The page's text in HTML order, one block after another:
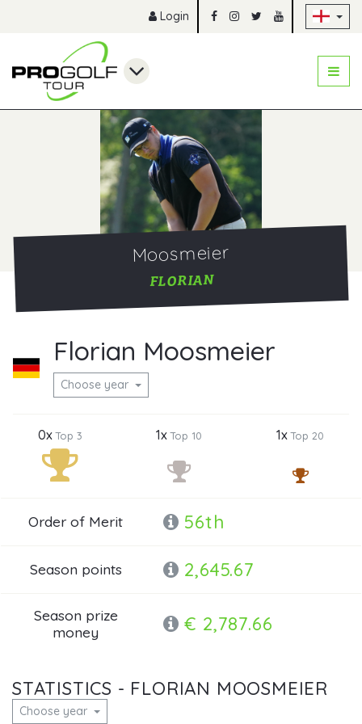
Login
Moosmeier
FLORIAN
Florian Moosmeier
Choose year
0xTop 3 1xTop 10 1xTop 20
Order of Merit 56th
Season points 2,645.67
Season prize
money
€ 2,787.66
STATISTICS - FLORIAN MOOSMEIER
Choose year